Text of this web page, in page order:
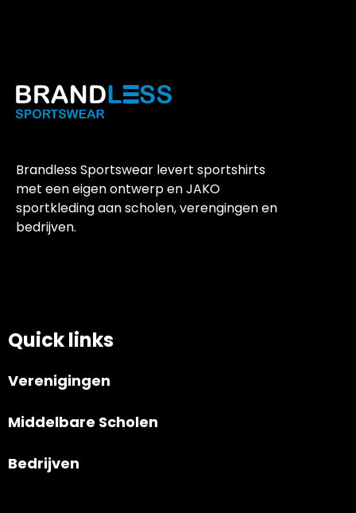
Brandless Sportswear levert sportshirts
met een eigen ontwerp en JAKO
sportkleding aan scholen, verengingen en
bedrijven.
Quick links
Verenigingen
Middelbare Scholen
Bedrijven